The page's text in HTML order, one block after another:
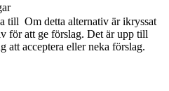
till Om detta alternativ är ikryssat
för att ge förslag. Det är upp till
att acceptera eller neka förslag.